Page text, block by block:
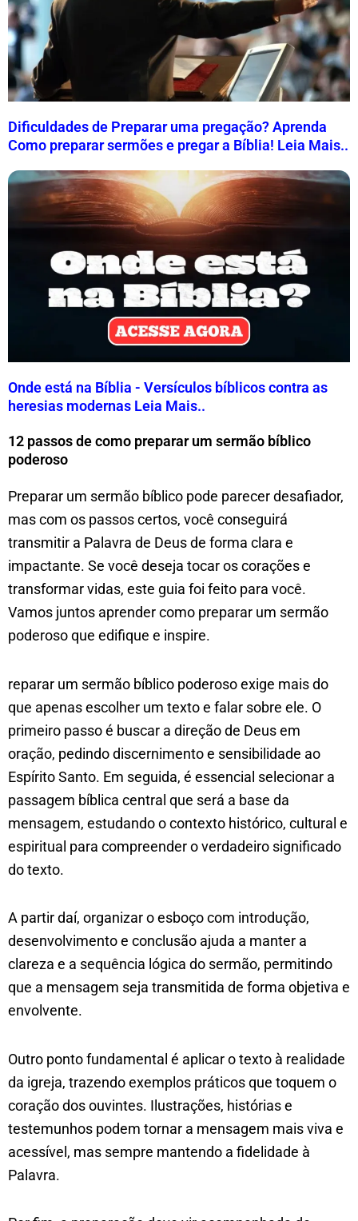
Dificuldades de Preparar uma pregação? Aprenda
Como preparar sermões e pregar a Bíblia! Leia Mais..
Onde está na Bíblia - Versículos bíblicos contra as
heresias modernas Leia Mais..
12 passos de como preparar um sermão bíblico
poderoso
Preparar um sermão bíblico pode parecer desafiador,
mas com os passos certos, você conseguirá
transmitir a Palavra de Deus de forma clara e
impactante. Se você deseja tocar os corações e
transformar vidas, este guia foi feito para você.
Vamos juntos aprender como preparar um sermão
poderoso que edifique e inspire.
reparar um sermão bíblico poderoso exige mais do
que apenas escolher um texto e falar sobre ele. O
primeiro passo é buscar a direção de Deus em
oração, pedindo discernimento e sensibilidade ao
Espírito Santo. Em seguida, é essencial selecionar a
passagem bíblica central que será a base da
mensagem, estudando o contexto histórico, cultural e
espiritual para compreender o verdadeiro significado
do texto.
A partir daí, organizar o esboço com introdução,
desenvolvimento e conclusão ajuda a manter a
clareza e a sequência lógica do sermão, permitindo
que a mensagem seja transmitida de forma objetiva e
envolvente.
Outro ponto fundamental é aplicar o texto à realidade
da igreja, trazendo exemplos práticos que toquem o
coração dos ouvintes. Ilustrações, histórias e
testemunhos podem tornar a mensagem mais viva e
acessível, mas sempre mantendo a fidelidade à
Palavra.